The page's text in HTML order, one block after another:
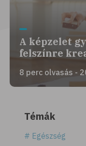
A képzelet
felszínre
8 perc olvasás -
Témák
# Egészség